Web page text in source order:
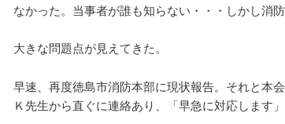
なかった。当事者が誰も知らない・・・しかし消
大きな問題点が見えてきた。
早速、再度徳島市消防本部に現状報告。それと本
Ｋ先生から直ぐに連絡あり、「早急に対応します」